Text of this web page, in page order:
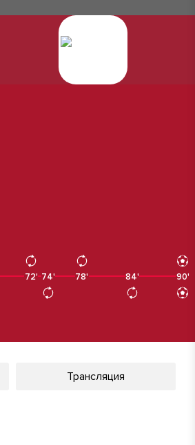
72' 74' 78' 84' 90'
90'
Трансляция